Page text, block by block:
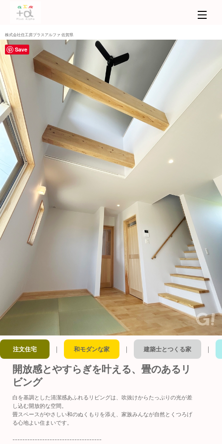
株式会社住工房プラスアルファ 佐賀県
注文住宅 ｜ 和モダンな家 ｜ 建築士とつくる家 ｜
開放感とやすらぎを叶える、畳のあるリ
ビング
白を基調とした清潔感あふれるリビングは、吹抜けからたっぷりの光が差
し込む開放的な空間。
畳スペースがやさしい和のぬくもりを添え、家族みんなが自然とくつろげ
る心地よい住まいです。
------------------------------------
Save